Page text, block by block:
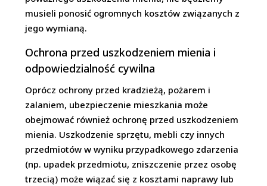
musieli ponosić ogromnych kosztów związanych z
jego wymianą.
Ochrona przed uszkodzeniem mienia i
odpowiedzialność cywilna
Oprócz ochrony przed kradzieżą, pożarem i
zalaniem, ubezpieczenie mieszkania może
obejmować również ochronę przed uszkodzeniem
mienia. Uszkodzenie sprzętu, mebli czy innych
przedmiotów w wyniku przypadkowego zdarzenia
(np. upadek przedmiotu, zniszczenie przez osobę
trzecią) może wiązać się z kosztami naprawy lub